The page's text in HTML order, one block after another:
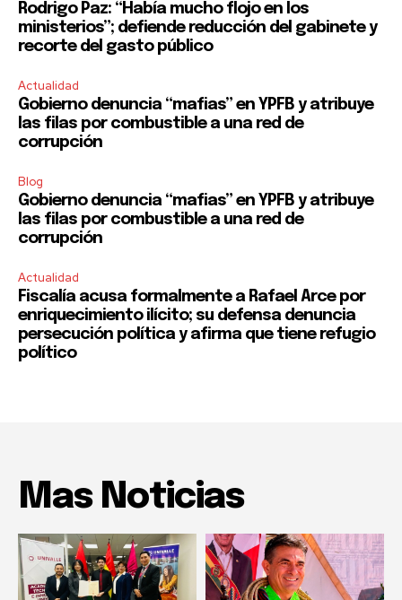
Rodrigo Paz: “Había mucho flojo en los
ministerios”; defiende reducción del gabinete y
recorte del gasto público
Actualidad
Gobierno denuncia “mafias” en YPFB y atribuye
las filas por combustible a una red de
corrupción
Blog
Gobierno denuncia “mafias” en YPFB y atribuye
las filas por combustible a una red de
corrupción
Actualidad
Fiscalía acusa formalmente a Rafael Arce por
enriquecimiento ilícito; su defensa denuncia
persecución política y afirma que tiene refugio
político
Mas Noticias